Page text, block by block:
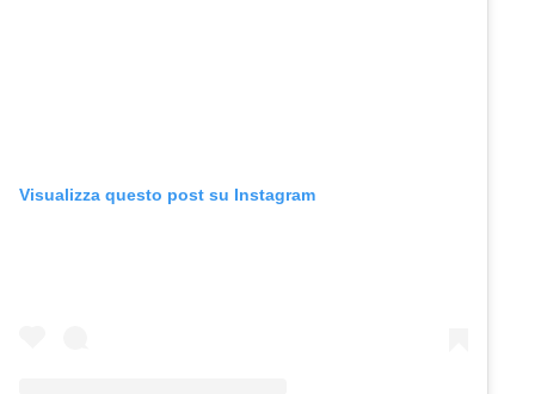
Visualizza questo post su Instagram